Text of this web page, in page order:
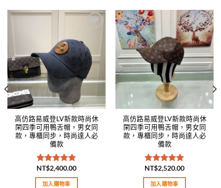
wishlist
高仿路易威登LV新款時尚休
閑四季可用鴨舌帽，男女同
款，專櫃同步，時尚達人必
備款
評分5.00
滿分 5
NT$2,400.00
加入購物車
Add to
wishlist
高仿路易威登LV新款時尚休
閑四季可用鴨舌帽，男女同
款，專櫃同步，時尚達人必
備款
評分5.00
滿分 5
NT$2,520.00
加入購物車